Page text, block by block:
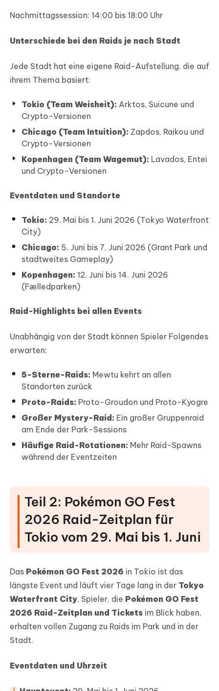
Nachmittagssession: 14:00 bis 18:00 Uhr
Unterschiede bei den Raids je nach Stadt
Jede Stadt hat eine eigene Raid-Aufstellung, die auf
ihrem Thema basiert:
Tokio (Team Weisheit): Arktos, Suicune und
Crypto-Versionen
Chicago (Team Intuition): Zapdos, Raikou und
Crypto-Versionen
Kopenhagen (Team Wagemut): Lavados, Entei
und Crypto-Versionen
Eventdaten und Standorte
Tokio: 29. Mai bis 1. Juni 2026 (Tokyo Waterfront
City)
Chicago: 5. Juni bis 7. Juni 2026 (Grant Park und
stadtweites Gameplay)
Kopenhagen: 12. Juni bis 14. Juni 2026
(Fælledparken)
Raid-Highlights bei allen Events
Unabhängig von der Stadt können Spieler Folgendes
erwarten:
5-Sterne-Raids: Mewtu kehrt an allen
Standorten zurück
Proto-Raids: Proto-Groudon und Proto-Kyogre
Großer Mystery-Raid: Ein großer Gruppenraid
am Ende der Park-Sessions
Häufige Raid-Rotationen: Mehr Raid-Spawns
während der Eventzeiten
Teil 2: Pokémon GO Fest
2026 Raid-Zeitplan für
Tokio vom 29. Mai bis 1. Juni
Das Pokémon GO Fest 2026 in Tokio ist das
längste Event und läuft vier Tage lang in der Tokyo
Waterfront City. Spieler, die Pokémon GO Fest
2026 Raid-Zeitplan und Tickets im Blick haben,
erhalten vollen Zugang zu Raids im Park und in der
Stadt.
Eventdaten und Uhrzeit